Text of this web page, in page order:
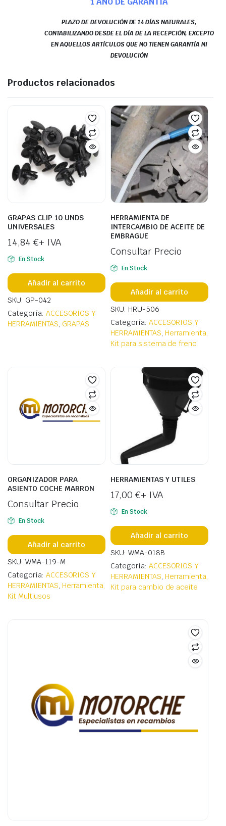
PLAZO DE DEVOLUCIÓN DE 14 DÍAS NATURALES,
CONTABILIZANDO DESDE EL DÍA DE LA RECEPCIÓN, EXCEPTO
EN AQUELLOS ARTÍCULOS QUE NO TIENEN GARANTÍA NI
DEVOLUCIÓN
Productos relacionados
GRAPAS CLIP 10 UNDS
UNIVERSALES
14,84 €+ IVA
En Stock
Añadir al carrito
SKU: GP-042
Categoría: ACCESORIOS Y
HERRAMIENTAS, GRAPAS
HERRAMIENTA DE
INTERCAMBIO DE ACEITE DE
EMBRAGUE
Consultar Precio
En Stock
Añadir al carrito
SKU: HRU-506
Categoría: ACCESORIOS Y
HERRAMIENTAS, Herramienta,
Kit para sistema de freno
ORGANIZADOR PARA
ASIENTO COCHE MARRON
Consultar Precio
En Stock
Añadir al carrito
SKU: WMA-119-M
Categoría: ACCESORIOS Y
HERRAMIENTAS, Herramienta,
Kit Multiusos
HERRAMIENTAS Y UTILES
17,00 €+ IVA
En Stock
Añadir al carrito
SKU: WMA-018B
Categoría: ACCESORIOS Y
HERRAMIENTAS, Herramienta,
Kit para cambio de aceite